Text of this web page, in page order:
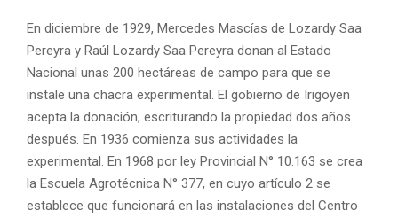
En diciembre de 1929, Mercedes Mascías de Lozardy Saa
Pereyra y Raúl Lozardy Saa Pereyra donan al Estado
Nacional unas 200 hectáreas de campo para que se
instale una chacra experimental. El gobierno de Irigoyen
acepta la donación, escriturando la propiedad dos años
después. En 1936 comienza sus actividades la
experimental. En 1968 por ley Provincial N° 10.163 se crea
la Escuela Agrotécnica N° 377, en cuyo artículo 2 se
establece que funcionará en las instalaciones del Centro